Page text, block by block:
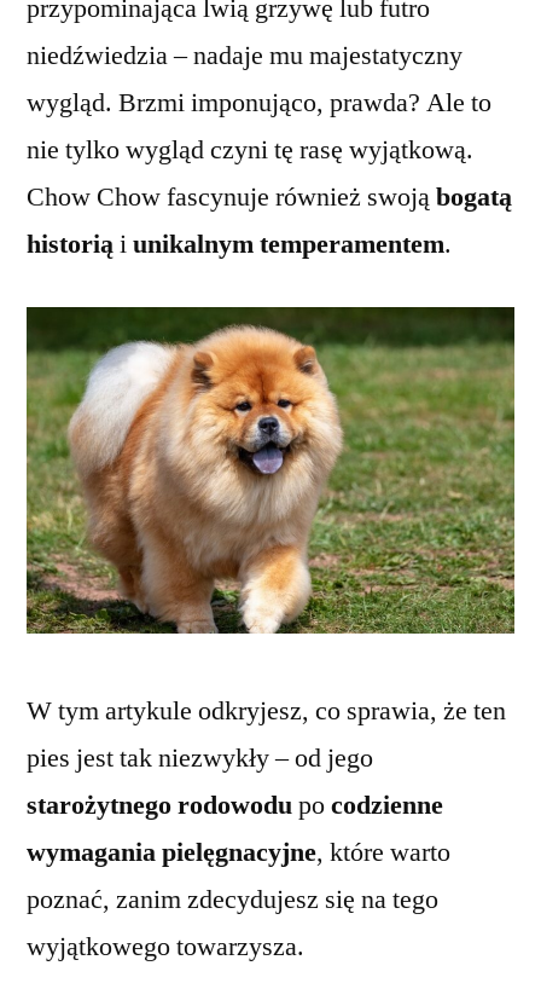
przypominająca lwią grzywę lub futro
niedźwiedzia – nadaje mu majestatyczny
wygląd. Brzmi imponująco, prawda? Ale to
nie tylko wygląd czyni tę rasę wyjątkową.
Chow Chow fascynuje również swojąbogatą
historiąiunikalnym temperamentem.
W tym artykule odkryjesz, co sprawia, że ten
pies jest tak niezwykły – od jego
starożytnego rodowodupocodzienne
wymagania pielęgnacyjne, które warto
poznać, zanim zdecydujesz się na tego
wyjątkowego towarzysza.